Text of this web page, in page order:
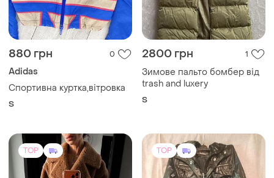
880 грн 0
Adidas
Спортивна куртка,вітровка
S
2800 грн 1
Зимове пальто бомбер від
trash and luxery
S
TOP TOP